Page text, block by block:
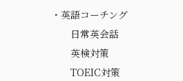
・英語コーチング
日常英会話
英検対策
TOEIC対策